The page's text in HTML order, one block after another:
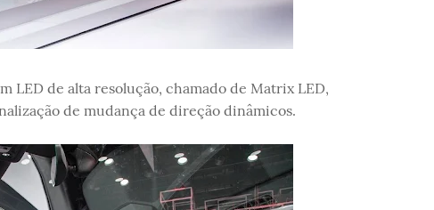
LED de alta resolução, chamado de Matrix LED,
de mudança de direção dinâmicos.